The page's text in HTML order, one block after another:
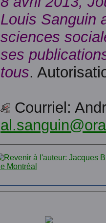
Louis Sanguin
sciences
ses
tous.
Courriel: